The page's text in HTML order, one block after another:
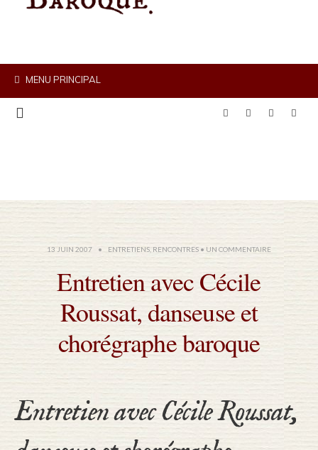
MENU PRINCIPAL
13 JUIN 2007 • ENTRETIENS RENCONTRES • UN COMMENTAIRE
Entretien avec Cécile
Roussat, danseuse et
chorégraphe baroque
Entretien avec Cécile Roussat,